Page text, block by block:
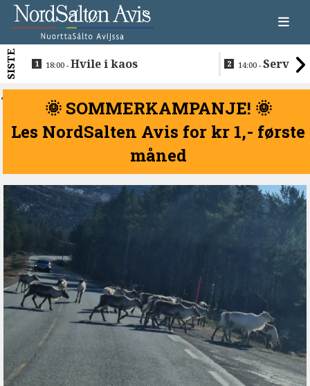
SISTE 18:00 -Hvile i kaos 14:00 -
beboerne
<
🌞 SOMMERKAMPANJE! 🌞
Les NordSalten Avis for kr 1,- første
måned